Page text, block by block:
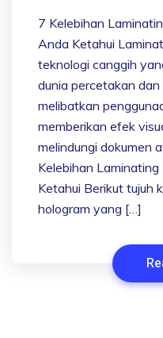
7 Kelebihan
Anda Ketahui
teknologi canggih
dunia percetakan dan
melibatkan
memberikan efek
melindungi dokumen
Kelebihan
Ketahui Berikut tujuh
hologram yang […]